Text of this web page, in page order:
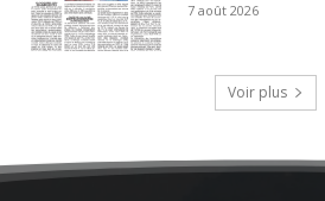
7 août 2026
Voir plus